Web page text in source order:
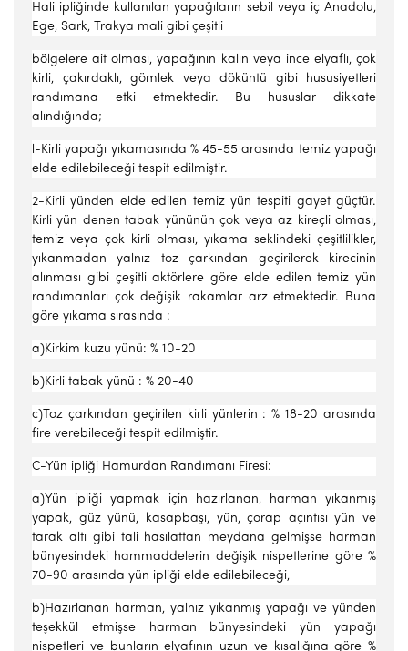
Hali ipliğinde kullanılan yapağıların sebil veya iç Anadolu,
Ege, Sark, Trakya mali gibi çeşitli
bölgelere ait olması, yapağının kalın veya ince elyaflı, çok
kirli, çakırdaklı, gömlek veya döküntü gibi hususiyetleri
randımana etki etmektedir. Bu hususlar dikkate
alındığında;
l-Kirli yapağı yıkamasında % 45-55 arasında temiz yapağı
elde edilebileceği tespit edilmiştir.
2-Kirli yünden elde edilen temiz yün tespiti gayet güçtür.
Kirli yün denen tabak yününün çok veya az kireçli olması,
temiz veya çok kirli olması, yıkama seklindeki çeşitlilikler,
yıkanmadan yalnız toz çarkından geçirilerek kirecinin
alınması gibi çeşitli aktörlere göre elde edilen temiz yün
randımanları çok değişik rakamlar arz etmektedir. Buna
göre yıkama sırasında :
a)Kirkim kuzu yünü: % 10-20
b)Kirli tabak yünü : % 20-40
c)Toz çarkından geçirilen kirli yünlerin : % 18-20 arasında
fire verebileceği tespit edilmiştir.
C-Yün ipliği Hamurdan Randımanı Firesi:
a)Yün ipliği yapmak için hazırlanan, harman yıkanmış
yapak, güz yünü, kasapbaşı, yün, çorap açıntısı yün ve
tarak altı gibi tali hasılattan meydana gelmişse harman
bünyesindeki hammaddelerin değişik nispetlerine göre %
70-90 arasında yün ipliği elde edilebileceği,
b)Hazırlanan harman, yalnız yıkanmış yapağı ve yünden
teşekkül etmişse harman bünyesindeki yün yapağı
nispetleri ve bunların elyafının uzun ve kısalığına göre %